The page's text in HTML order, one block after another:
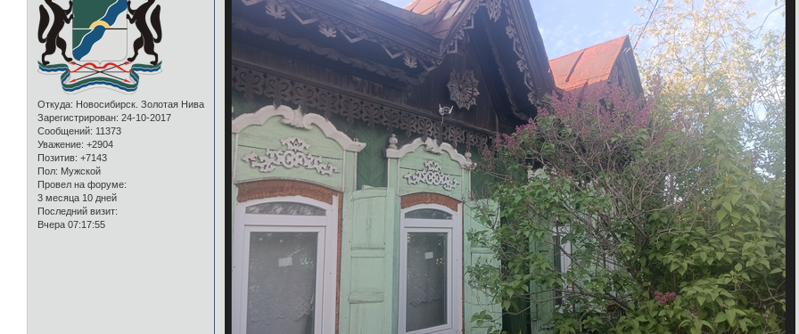
Откуда: Новосибирск. Золотая Нива
Зарегистрирован: 24-10-2017
Сообщений: 11373
Уважение: +2904
Позитив: +7143
Пол: Мужской
Провел на форуме:
3 месяца 10 дней
Последний визит:
Вчера 07:17:55